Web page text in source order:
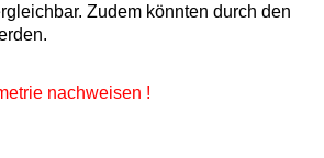
Zudem könnten durch den
nachweisen !